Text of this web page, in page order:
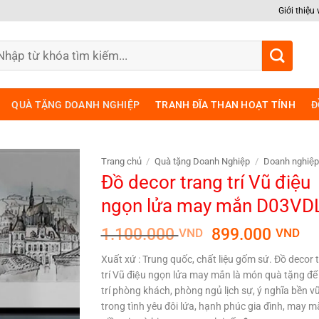
Giới thiệu
QUÀ TẶNG DOANH NGHIỆP TRANH ĐĨA THAN HOẠT TÍNH
Trang chủ / Quà tặng Doanh Nghiệp / Doanh
Đồ decor trang trí Vũ điệu
ngọn lửa may mắn
1.100.000VND
Giá
gốc
là:
1.100.000
899.000VND
tại
là:
Xuất xứ : Trung quốc, chất liệu gốm sứ. Đồ decor
trí Vũ điệu ngọn lửa may mắn là món quà tặng
trí phòng khách, phòng ngủ lịch sự, ý nghĩa bền
trong tình yêu đôi lứa, hạnh phúc gia đình, may